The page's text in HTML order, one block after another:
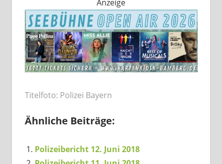
Anzeige
Titelfoto: Polizei Bayern
Ähnliche Beiträge:
Polizeibericht 12. Juni 2018